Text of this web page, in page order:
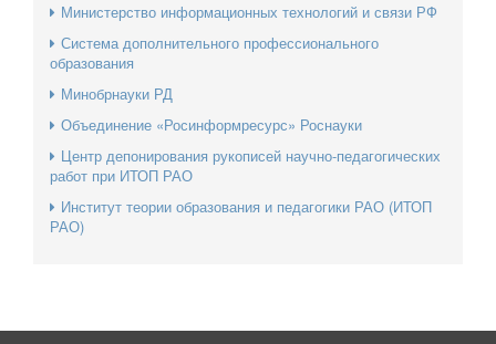
Министерство информационных технологий и связи РФ
Система дополнительного профессионального
образования
Минобрнауки РД
Объединение «Росинформресурс» Роснауки
Центр депонирования рукописей научно-педагогических
работ при ИТОП РАО
Институт теории образования и педагогики РАО (ИТОП
РАО)